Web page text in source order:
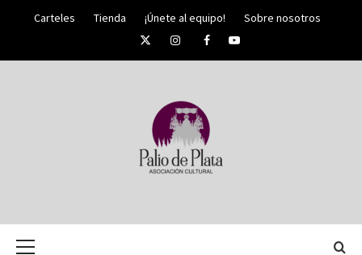
Carteles Tienda ¡Únete al equipo!
Sobre nosotros
TwitterInstagramFacebookYouTube
SEMANA